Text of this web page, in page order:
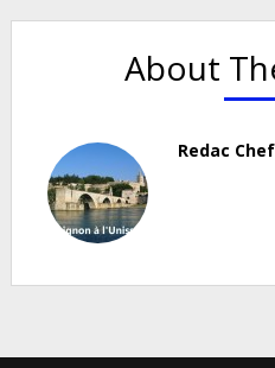
About
Redac Chef